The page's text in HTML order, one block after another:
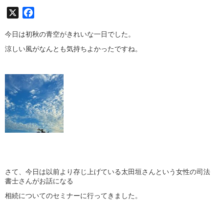
今日は初秋の青空がきれいな一日でした。
涼しい風がなんとも気持ちよかったですね。
さて、今日は以前より存じ上げている太田垣さんという女性の司法
書士さんがお話になる
相続についてのセミナーに行ってきました。